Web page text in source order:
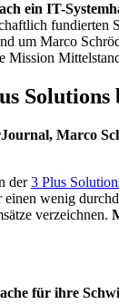
ein IT-
fundierten
um Marco
Mission
Marco
der3 Plus
einen wenig
verzeichnen.
für ihre